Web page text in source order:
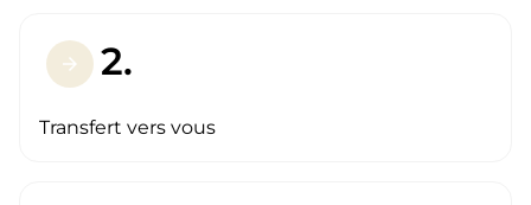
arrow_forward 2.
Transfert vers vous